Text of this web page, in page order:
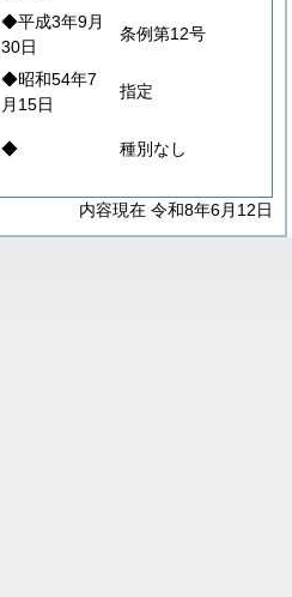
◆平成3年9月
30日
条例第12号
◆昭和54年7
月15日
指定
◆ 種別なし
内容現在 令和8年6月12日